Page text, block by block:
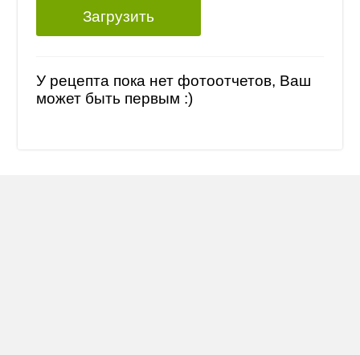
Загрузить
У рецепта пока нет фотоотчетов, Ваш
может быть первым :)